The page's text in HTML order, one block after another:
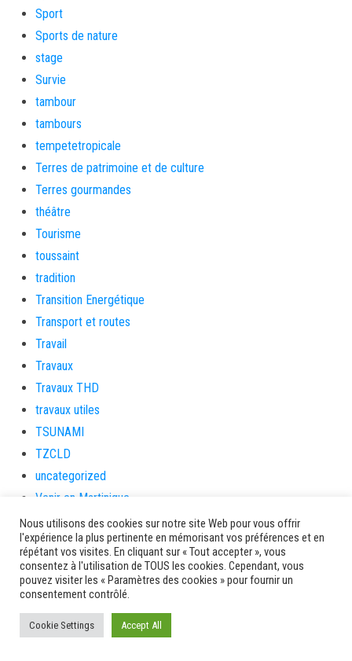
Sport
Sports de nature
stage
Survie
tambour
tambours
tempetetropicale
Terres de patrimoine et de culture
Terres gourmandes
théâtre
Tourisme
toussaint
tradition
Transition Energétique
Transport et routes
Travail
Travaux
Travaux THD
travaux utiles
TSUNAMI
TZCLD
uncategorized
Venir en Martinique
Video
vidététladjéko
Vie Municipale
Viechere
Village artisanal
Nous utilisons des cookies sur notre site Web pour vous offrir
l'expérience la plus pertinente en mémorisant vos préférences et en
répétant vos visites. En cliquant sur « Tout accepter », vous
consentez à l'utilisation de TOUS les cookies. Cependant, vous
pouvez visiter les « Paramètres des cookies » pour fournir un
consentement contrôlé.
Cookie Settings Accept All